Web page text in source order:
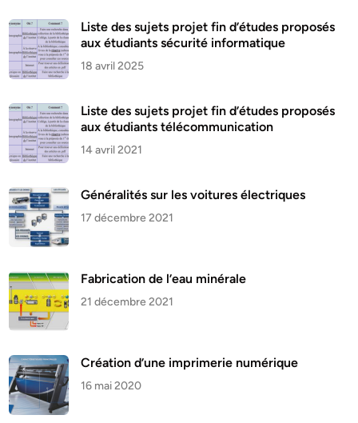
Liste des sujets projet fin d’études proposés
aux étudiants sécurité informatique
18 avril 2025
Liste des sujets projet fin d’études proposés
aux étudiants télécommunication
14 avril 2021
Généralités sur les voitures électriques
17 décembre 2021
Fabrication de l’eau minérale
21 décembre 2021
Création d’une imprimerie numérique
16 mai 2020